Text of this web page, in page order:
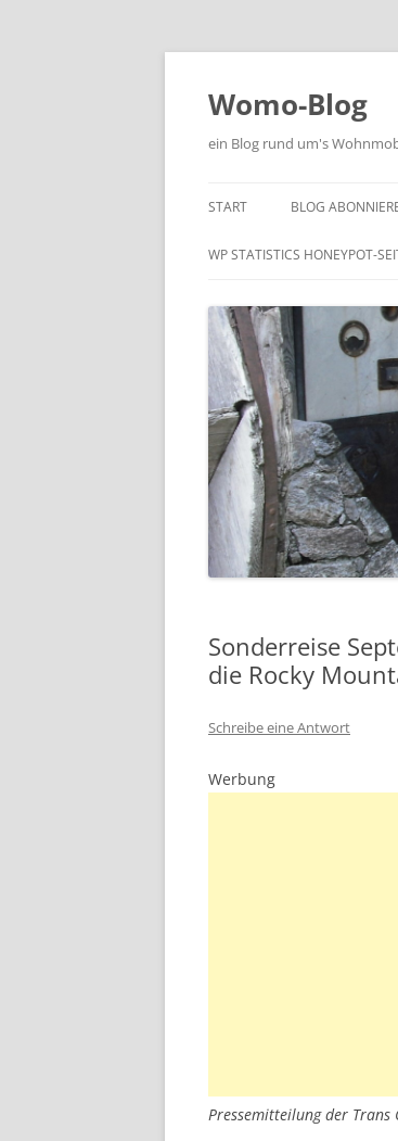
Zum
Womo-Blog
ein Blog rund um's
START BLOG
WP STATISTICS HONEYPOT-
Sonderreise
die Rocky
Schreibe eine Antwort
Werbung
Pressemitteilung der Trans